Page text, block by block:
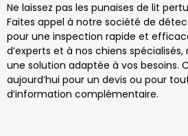
Ne laissez pas les punaises de lit
Faites appel à notre société de
pour une inspection rapide et
d’experts et à nos chiens
une solution adaptée à vos besoins.
aujourd’hui pour un devis ou pour
d’information complémentaire.